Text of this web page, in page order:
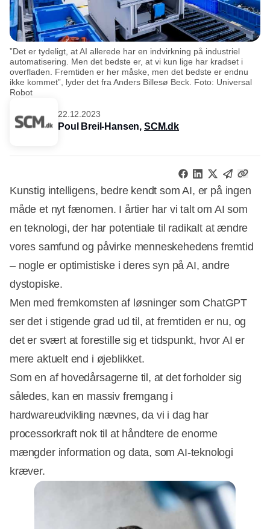
”Det er tydeligt, at AI allerede har en indvirkning på industriel
automatisering. Men det bedste er, at vi kun lige har kradset i
overfladen. Fremtiden er her måske, men det bedste er endnu
ikke kommet”, lyder det fra Anders Billesø Beck. Foto: Universal
Robot
22.12.2023
Poul Breil-Hansen, SCM.dk
Kunstig intelligens, bedre kendt som AI, er på ingen
måde et nyt fænomen. I årtier har vi talt om AI som
en teknologi, der har potentiale til radikalt at ændre
vores samfund og påvirke menneskehedens fremtid
– nogle er optimistiske i deres syn på AI, andre
dystopiske.
Men med fremkomsten af løsninger som ChatGPT
ser det i stigende grad ud til, at fremtiden er nu, og
det er svært at forestille sig et tidspunkt, hvor AI er
mere aktuelt end i øjeblikket.
Som en af hovedårsagerne til, at det forholder sig
således, kan en massiv fremgang i
hardwareudvikling nævnes, da vi i dag har
processorkraft nok til at håndtere de enorme
mængder information og data, som AI-teknologi
kræver.